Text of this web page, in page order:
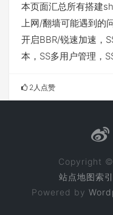
本页面汇总所有搭建
上网/翻墙可能遇到的
开启BBR/锐速加速，
本，SS多用户管理，
2人点赞
Copyright
站点地图索引
Powered by